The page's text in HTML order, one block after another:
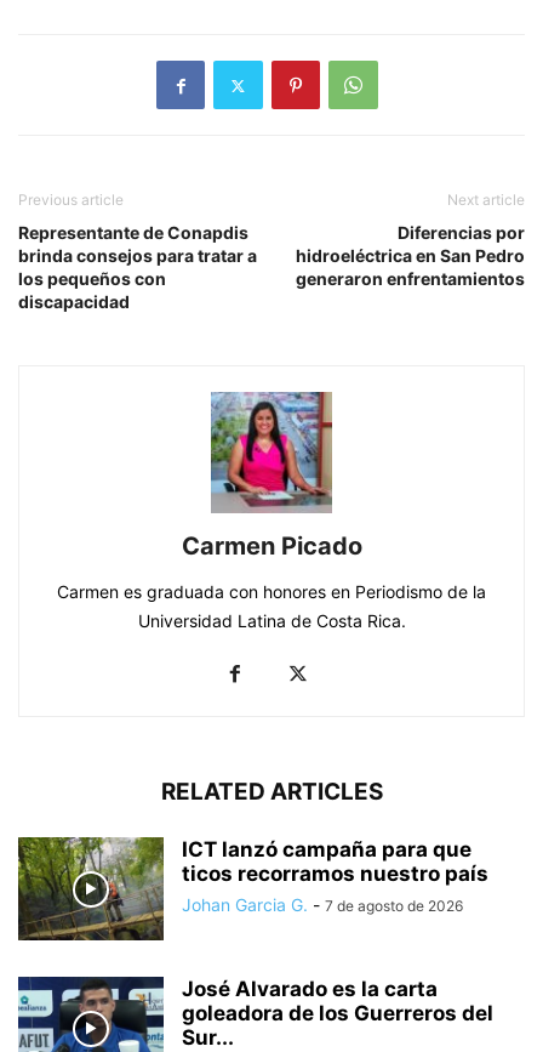
Previous article
Representante de Conapdis
brinda consejos para tratar a
los pequeños con
discapacidad
Next article
Diferencias por
hidroeléctrica en San Pedro
generaron enfrentamientos
Carmen Picado
Carmen es graduada con honores en Periodismo de la
Universidad Latina de Costa Rica.
RELATED ARTICLES
ICT lanzó campaña para que
ticos recorramos nuestro país
Johan Garcia G. - 7 de agosto de 2026
José Alvarado es la carta
goleadora de los Guerreros del
Sur...